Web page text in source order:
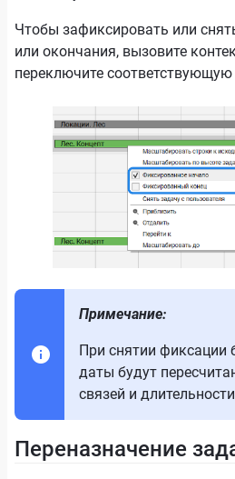
Чтобы зафиксировать или
или окончания, вызовите
переключите соответствующую
Примечание:
При снятии фиксации
даты будут
связей и
Переназначение